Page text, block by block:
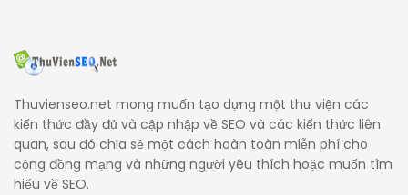
Thuvienseo.net mong muốn tạo dựng một thư viện các
kiến thức đầy đủ và cập nhập về SEO và các kiến thức liên
quan, sau đó chia sẻ một cách hoàn toàn miễn phí cho
cộng đồng mạng và những người yêu thích hoặc muốn tìm
hiểu về SEO.